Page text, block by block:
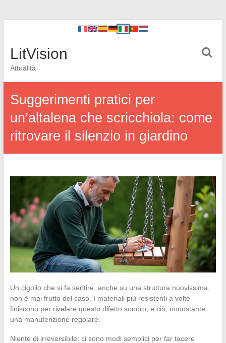
LitVision
Attualità
Suggerimenti pratici per
un’altalena che scricchiola: come
ritrovare il silenzio in giardino
Un cigolio che si fa sentire, anche su una struttura nuovissima,
non è mai frutto del caso. I materiali più resistenti a volte
finiscono per rivelare questo difetto sonoro, e ciò, nonostante
una manutenzione regolare.
Niente di irreversibile: ci sono modi semplici per far tacere